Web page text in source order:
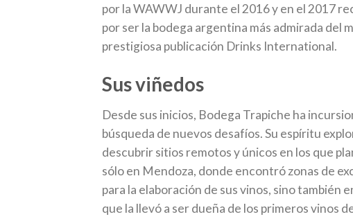
por la WAWWJ durante el 2016 y en el 2017
por ser la bodega argentina más admirada del
prestigiosa publicación Drinks International.
Sus viñedos
Desde sus inicios, Bodega Trapiche ha
búsqueda de nuevos desafíos. Su espíritu
descubrir sitios remotos y únicos en los que
sólo en Mendoza, donde encontró zonas de
para la elaboración de sus vinos, sino también
que la llevó a ser dueña de los primeros vinos